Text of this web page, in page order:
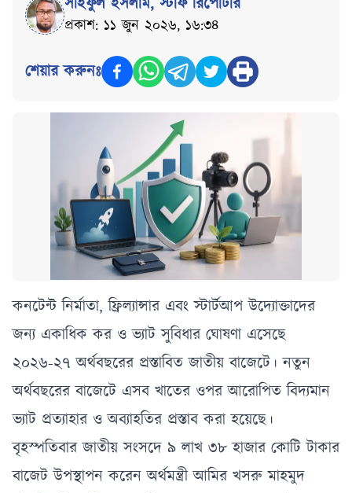
প্রকাশ: ১১ জুন ২০২৬, ১৬:৩৪
শেয়ার করুনঃ
কনটেন্ট নির্মাতা, ফ্রিল্যান্সার এবং স্টার্টআপ উদ্যোক্তাদের
জন্য একাধিক কর ও ভ্যাট সুবিধার ঘোষণা এসেছে
২০২৬-২৭ অর্থবছরের প্রস্তাবিত জাতীয় বাজেটে। নতুন
অর্থবছরের বাজেটে এসব খাতের ওপর আরোপিত বিদ্যমান
ভ্যাট প্রত্যাহার ও অব্যাহতির প্রস্তাব করা হয়েছে।
বৃহস্পতিবার জাতীয় সংসদে ৯ লাখ ৩৮ হাজার কোটি টাকার
বাজেট উপস্থাপন করেন অর্থমন্ত্রী আমির খসরু মাহমুদ